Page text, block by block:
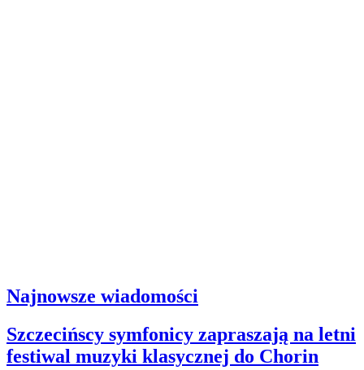
Najnowsze wiadomości
Szczecińscy symfonicy zapraszają na letni
festiwal muzyki klasycznej do Chorin